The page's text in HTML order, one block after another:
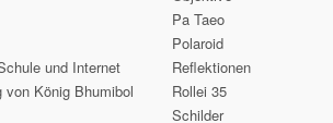
und Internet
von König Bhumibol
Pa Taeo
Polaroid
Reflektionen
Rollei 35
Schilder